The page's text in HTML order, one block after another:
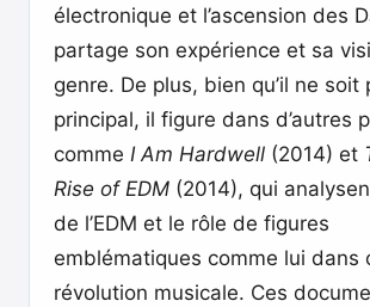
électronique et l’ascension des
partage son expérience et sa
genre. De plus, bien qu’il ne soit
principal, il figure dans d’autres
comme I Am Hardwell (2014) et
Rise of EDM (2014), qui
de l’EDM et le rôle de figures
emblématiques comme lui dans
révolution musicale. Ces